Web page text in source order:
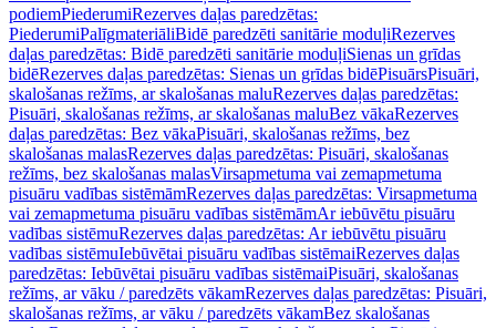
podiemPiederumiRezerves daļas paredzētas:
PiederumiPalīgmateriāliBidē paredzēti sanitārie moduļiRezerves
daļas paredzētas: Bidē paredzēti sanitārie moduļiSienas un grīdas
bidēRezerves daļas paredzētas: Sienas un grīdas bidēPisuārsPisuāri,
skalošanas režīms, ar skalošanas maluRezerves daļas paredzētas:
Pisuāri, skalošanas režīms, ar skalošanas maluBez vākaRezerves
daļas paredzētas: Bez vākaPisuāri, skalošanas režīms, bez
skalošanas malasRezerves daļas paredzētas: Pisuāri, skalošanas
režīms, bez skalošanas malasVirsapmetuma vai zemapmetuma
pisuāru vadības sistēmāmRezerves daļas paredzētas: Virsapmetuma
vai zemapmetuma pisuāru vadības sistēmāmAr iebūvētu pisuāru
vadības sistēmuRezerves daļas paredzētas: Ar iebūvētu pisuāru
vadības sistēmuIebūvētai pisuāru vadības sistēmaiRezerves daļas
paredzētas: Iebūvētai pisuāru vadības sistēmaiPisuāri, skalošanas
režīms, ar vāku / paredzēts vākamRezerves daļas paredzētas: Pisuāri,
skalošanas režīms, ar vāku / paredzēts vākamBez skalošanas